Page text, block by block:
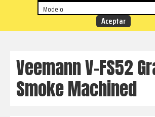
aluminio
top!
y
estilo
para
Veemann V-FS52
Smoke Machined